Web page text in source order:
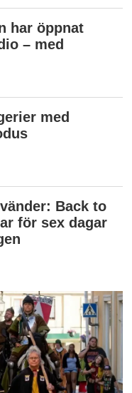
har öppnat
– med
med
Back to
för sex dagar